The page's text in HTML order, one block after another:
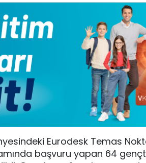
Eurodesk Temas
başvuru yapan 64